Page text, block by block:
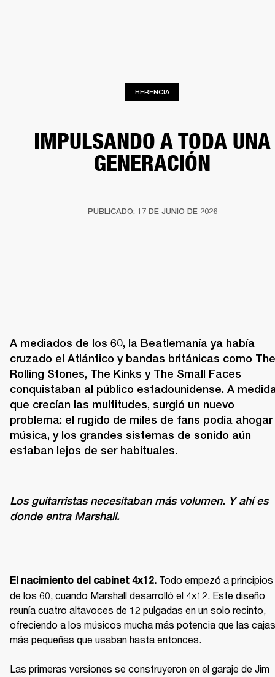
HERENCIA
IMPULSANDO A TODA UNA
GENERACIÓN
PUBLICADO: 17 DE JUNIO DE 2026
A mediados de los 60, la Beatlemanía ya había
cruzado el Atlántico y bandas británicas como The
Rolling Stones, The Kinks y The Small Faces
conquistaban al público estadounidense. A
que crecían las multitudes, surgió un nuevo
problema: el rugido de miles de fans podía ahogar
música, y los grandes sistemas de sonido aún
estaban lejos de ser habituales.
Los guitarristas necesitaban más volumen. Y ahí es
donde entra Marshall.
El nacimiento del cabinet 4x12. Todo empezó a principios
de los 60, cuando Marshall desarrolló el 4x12. Este diseño
reunía cuatro altavoces de 12 pulgadas en un solo recinto,
ofreciendo a los músicos mucha más potencia que las cajas
más pequeñas que usaban hasta entonces.
Las primeras versiones se construyeron en el garaje de Jim